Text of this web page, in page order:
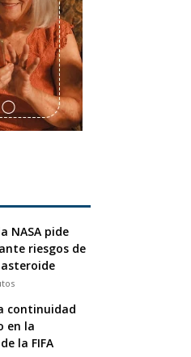
NASA pide
riesgos de
continuidad
en la
la FIFA